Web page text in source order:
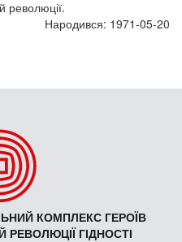
революції.
Народився: 1971-05-20
КОМПЛЕКС ГЕРОЇВ
РЕВОЛЮЦІЇ ГІДНОСТІ